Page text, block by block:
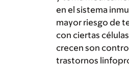
en el sistema
mayor riesgo de
con ciertas
crecen son
trastornos